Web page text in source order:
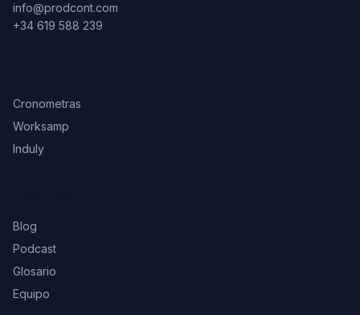
info@prodcont.com
+34 619 588 239
Cronometras
Worksamp
Induly
Blog
Podcast
Glosario
Equipo